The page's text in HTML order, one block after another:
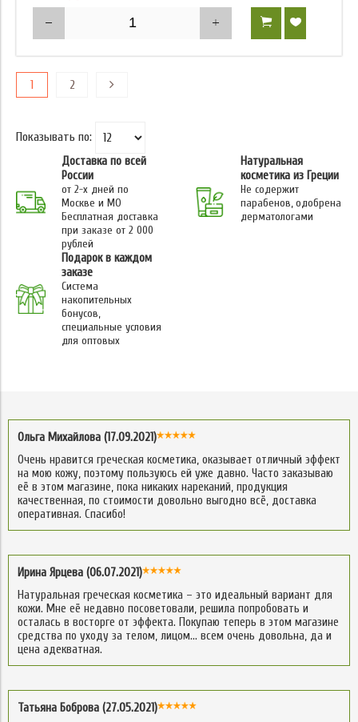
1 2
Показывать по:
Доставка по всей
России
от 2-х дней по
Москве и МО
Бесплатная доставка
при заказе от 2 000
рублей
Натуральная
косметика из Греции
Не содержит
парабенов, одобрена
дерматологами
Подарок в каждом
заказе
Система
накопительных
бонусов,
специальные условия
для оптовых
Ольга Михайлова (17.09.2021)
Очень нравится греческая косметика, оказывает отличный эффект
на мою кожу, поэтому пользуюсь ей уже давно. Часто заказываю
её в этом магазине, пока никаких нареканий, продукция
качественная, по стоимости довольно выгодно всё, доставка
оперативная. Спасибо!
Ирина Ярцева (06.07.2021)
Натуральная греческая косметика – это идеальный вариант для
кожи. Мне её недавно посоветовали, решила попробовать и
осталась в восторге от эффекта. Покупаю теперь в этом магазине
средства по уходу за телом, лицом… всем очень довольна, да и
цена адекватная.
Татьяна Боброва (27.05.2021)